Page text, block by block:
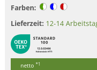
Farben:
Lieferzeit: 12-14
netto *1